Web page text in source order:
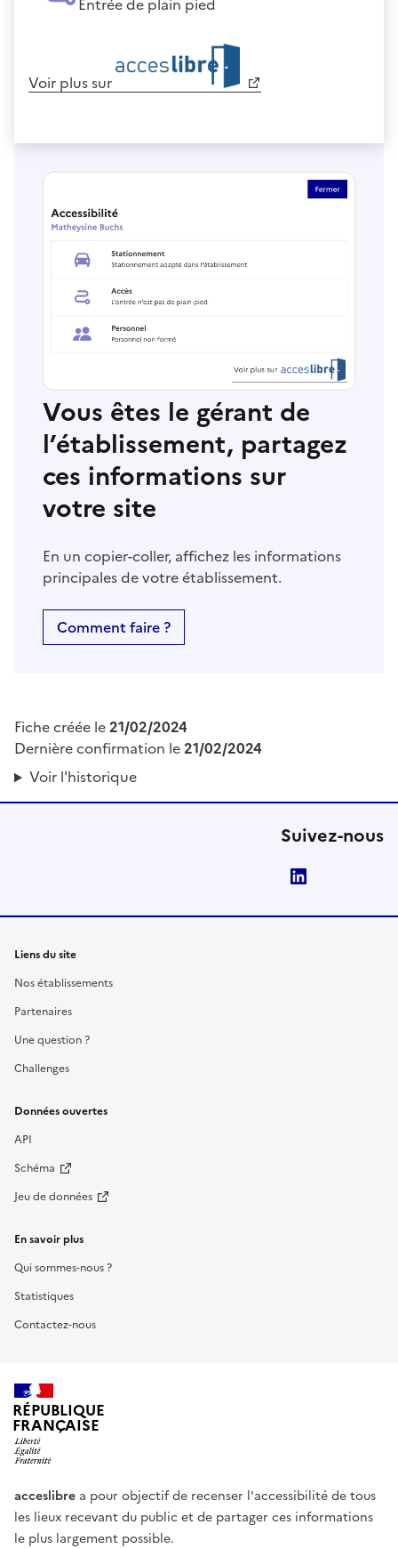
Voir plus sur
Vous êtes le gérant de
l’établissement, partagez
ces informations sur
votre site
En un copier-coller, affichez les informations
principales de votre établissement.
Comment faire ?
Fiche créée le21/02/2024
Dernière confirmation le21/02/2024
Voir l'historique
Suivez-nous
Liens du site
Nos établissements
Partenaires
Une question ?
Challenges
Données ouvertes
API
Schéma
Jeu de données
En savoir plus
Qui sommes-nous ?
Statistiques
Contactez-nous
RÉPUBLIQUE
FRANÇAISE
acceslibre a pour objectif de recenser l'accessibilité de tous
les lieux recevant du public et de partager ces informations
le plus largement possible.